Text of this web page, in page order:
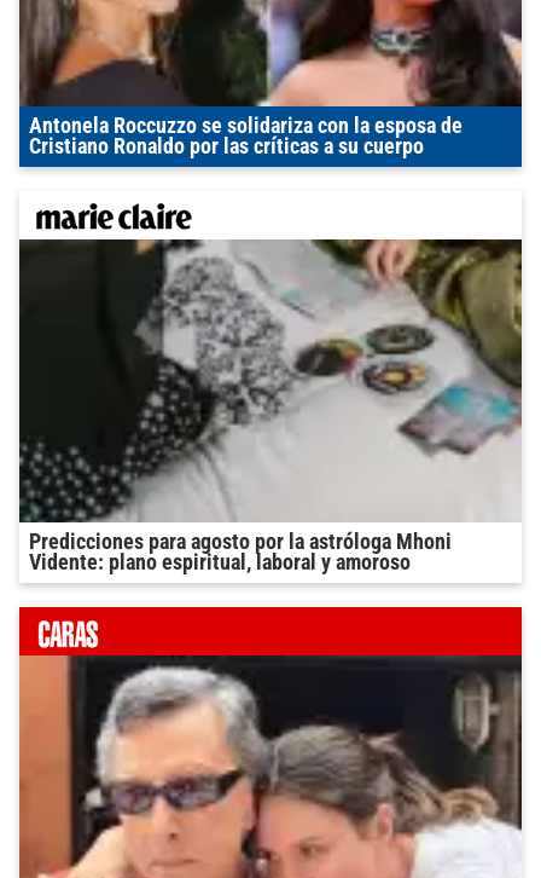
Antonela Roccuzzo se solidariza con la esposa de
Cristiano Ronaldo por las críticas a su cuerpo
Predicciones para agosto por la astróloga Mhoni
Vidente: plano espiritual, laboral y amoroso